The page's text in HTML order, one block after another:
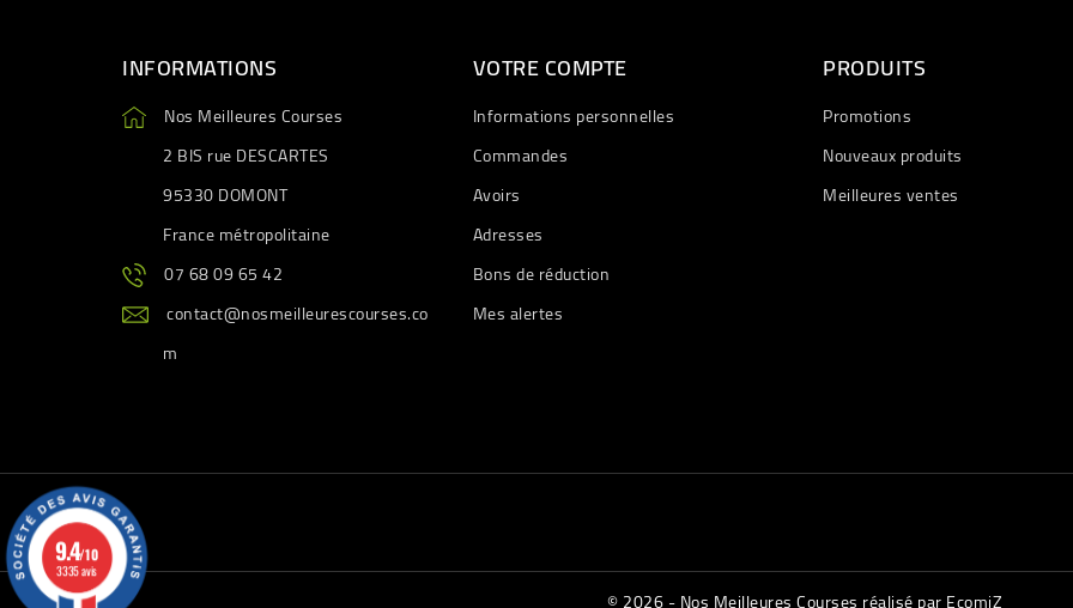
INFORMATIONS
Nos Meilleures Courses
2 BIS rue DESCARTES
95330 DOMONT
France métropolitaine
07 68 09 65 42
contact@nosmeilleurescourses.co
m
VOTRE COMPTE
Informations personnelles
Commandes
Avoirs
Adresses
Bons de réduction
Mes alertes
PRODUITS
Promotions
Nouveaux produits
Meilleures ventes
© 2026 - Nos Meilleures Courses réalisé par EcomiZ
9.4/10
3335 avis